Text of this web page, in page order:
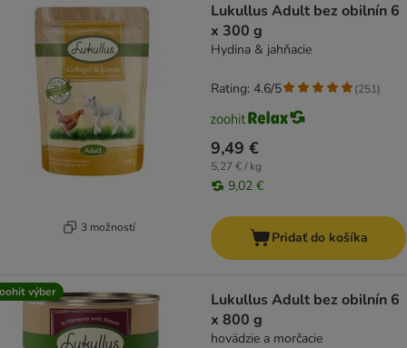
3 možností
Lukullus Adult bez obilnín 6
x 300 g
Hydina & jahňacie
9,49 €
5,27 € / kg
9,02 €
Rating: 4.6/5 (251)
Pridať do košíka
výber
Lukullus Adult bez obilnín 6
x 800 g
hovädzie a morčacie